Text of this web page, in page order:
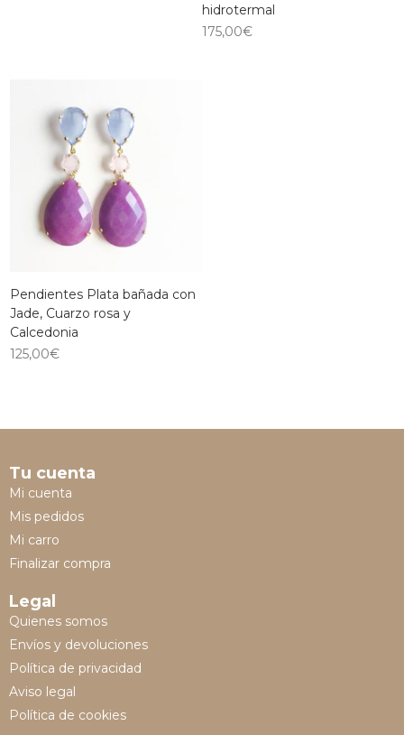
hidrotermal
175,00€
Pendientes Plata bañada con
Jade, Cuarzo rosa y
Calcedonia
125,00€
Tu cuenta
Mi cuenta
Mis pedidos
Mi carro
Finalizar compra
Legal
Quienes somos
Envíos y devoluciones
Política de privacidad
Aviso legal
Política de cookies